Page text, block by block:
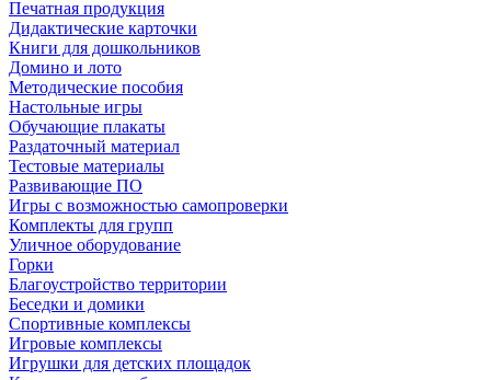
Печатная продукция
Дидактические карточки
Книги для дошкольников
Домино и лото
Методические пособия
Настольные игры
Обучающие плакаты
Раздаточный материал
Тестовые материалы
Развивающие ПО
Игры с возможностью самопроверки
Комплекты для групп
Уличное оборудование
Горки
Благоустройство территории
Беседки и домики
Спортивные комплексы
Игровые комплексы
Игрушки для детских площадок